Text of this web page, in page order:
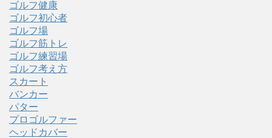
ゴルフ健康
ゴルフ初心者
ゴルフ場
ゴルフ筋トレ
ゴルフ練習場
ゴルフ考え方
スカート
バンカー
パター
プロゴルファー
ヘッドカバー